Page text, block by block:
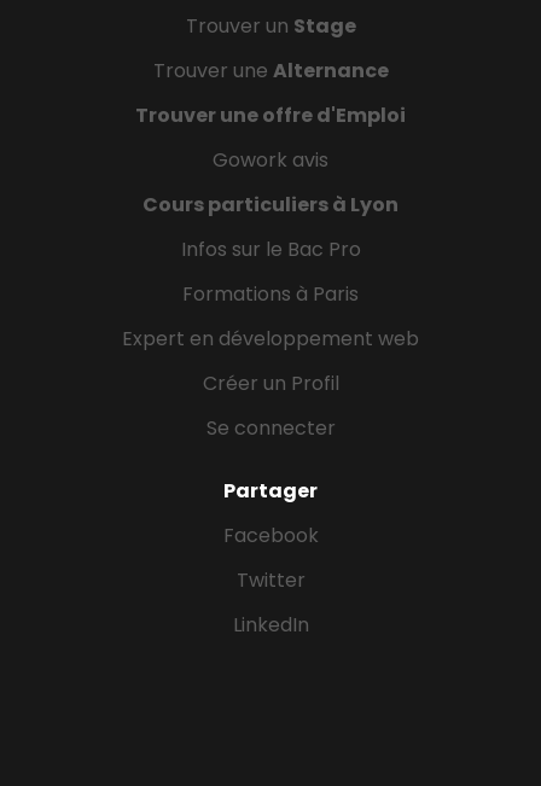
Trouver un Stage
Trouver une Alternance
Trouver une offre d'Emploi
Gowork avis
Cours particuliers à Lyon
Infos sur le Bac Pro
Formations à Paris
Expert en développement web
Créer un Profil
Se connecter
Partager
Facebook
Twitter
LinkedIn